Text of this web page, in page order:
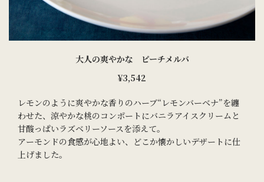
大人の爽やかな ピーチメルバ
¥3,542
レモンのように爽やかな香りのハーブ“レモンバーベナ”を纏
わせた、涼やかな桃のコンポートにバニラアイスクリームと
甘酸っぱいラズベリーソースを添えて。
アーモンドの食感が心地よい、どこか懐かしいデザートに仕
上げました。